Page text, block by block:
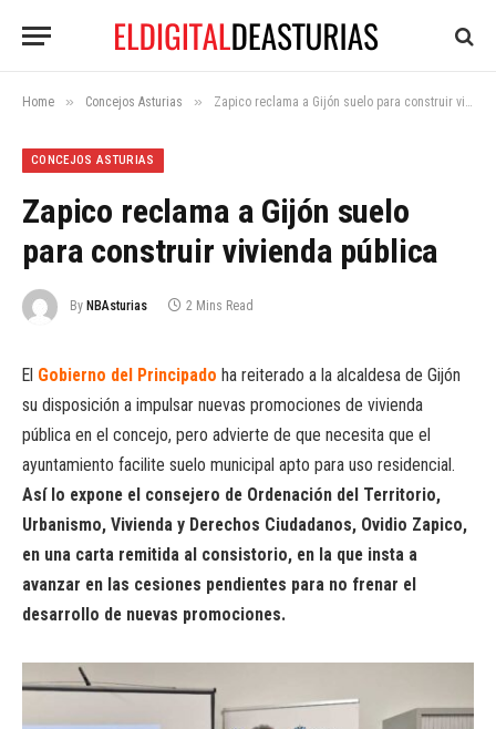
Home » Concejos Asturias » Zapico reclama a Gijón suelo para construir vivienda pública
CONCEJOS ASTURIAS
Zapico reclama a Gijón suelo
para construir vivienda pública
By NBAsturias 2 Mins Read
El Gobierno del Principado ha reiterado a la alcaldesa de Gijón
su disposición a impulsar nuevas promociones de vivienda
pública en el concejo, pero advierte de que necesita que el
ayuntamiento facilite suelo municipal apto para uso residencial.
Así lo expone el consejero de Ordenación del Territorio,
Urbanismo, Vivienda y Derechos Ciudadanos, Ovidio Zapico,
en una carta remitida al consistorio, en la que insta a
avanzar en las cesiones pendientes para no frenar el
desarrollo de nuevas promociones.